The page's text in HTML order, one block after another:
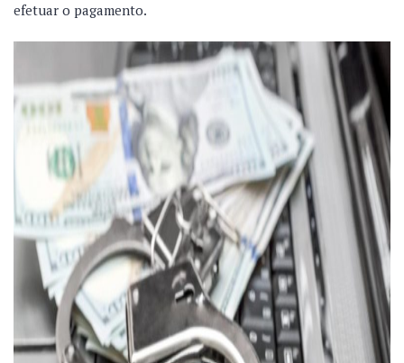
efetuar o pagamento.